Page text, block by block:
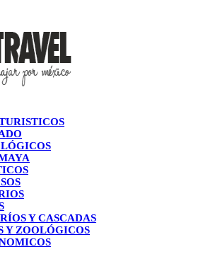
Y CASCADAS
Y ZOOLÓGICOS